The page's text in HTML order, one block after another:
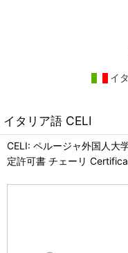
イ
イタリア語 CELI
CELI: ペルージャ外国人大
定許可書 チェーリ